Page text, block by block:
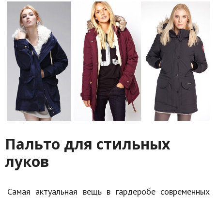
Пальто для стильных
луков
Самая актуальная вещь в гардеробе современных